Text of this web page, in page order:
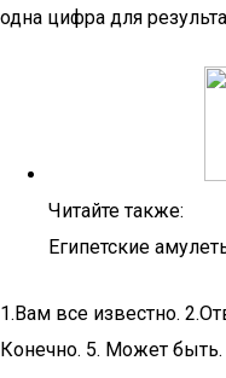
одна цифра для
Читайте также:
Египетские
1.Вам все известно.
Конечно. 5. Может быть.